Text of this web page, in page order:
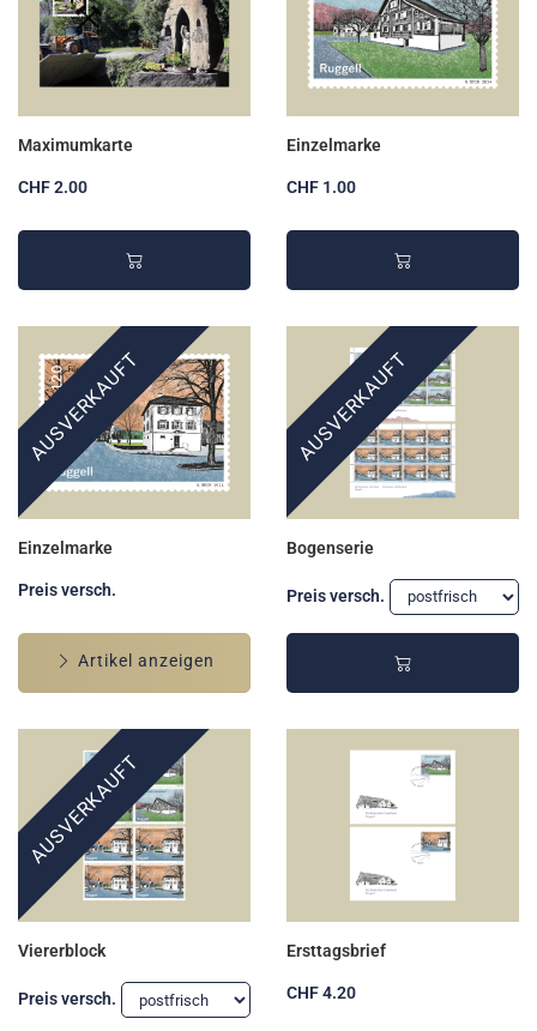
Maximumkarte
CHF 2.00
Einzelmarke
CHF 1.00
AUSVERKAUFT
Einzelmarke
Preis versch.
Artikel anzeigen
AUSVERKAUFT
Bogenserie
Preis versch.
AUSVERKAUFT
Viererblock
Preis versch.
Ersttagsbrief
CHF 4.20